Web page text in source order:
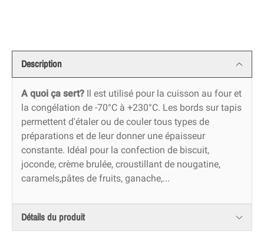
Description
A quoi ça sert? Il est utilisé pour la cuisson au four et
la congélation de -70°C à +230°C. Les bords sur tapis
permettent d'étaler ou de couler tous types de
préparations et de leur donner une épaisseur
constante. Idéal pour la confection de biscuit,
joconde, crème brulée, croustillant de nougatine,
caramels,pâtes de fruits, ganache,...
Détails du produit